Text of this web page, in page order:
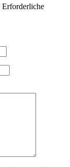
Erforderliche